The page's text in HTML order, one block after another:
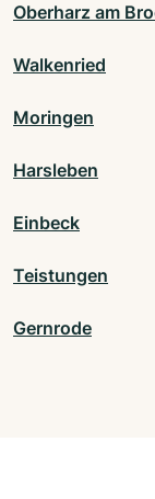
Oberharz am
Walkenried
Moringen
Harsleben
Einbeck
Teistungen
Gernrode